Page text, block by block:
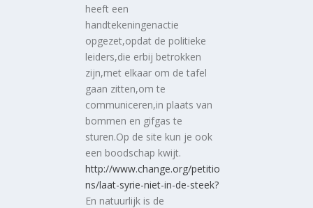
heeft een
handtekeningenactie
opgezet,opdat de politieke
leiders,die erbij betrokken
zijn,met elkaar om de tafel
gaan zitten,om te
communiceren,in plaats van
bommen en gifgas te
sturen.Op de site kun je ook
een boodschap kwijt.
http://www.change.org/petitio
ns/laat-syrie-niet-in-de-steek?
En natuurlijk is de